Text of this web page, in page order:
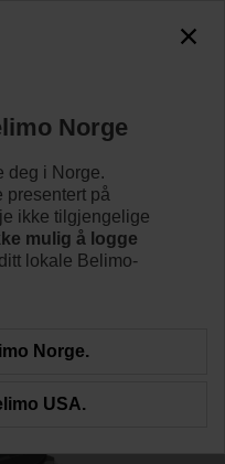
Norge
deg i Norge.
presentert på
ikke tilgjengelige
mulig å logge
lokale Belimo-
Norge.
USA.